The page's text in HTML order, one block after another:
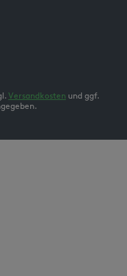
Versandkosten und ggf.